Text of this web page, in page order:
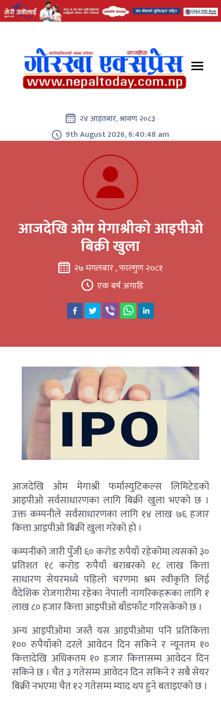
२४ आइतबार, श्रावण २०८३
9th August 2026, 6:40:48 am
आजदेखि ओम मेगाश्रीको आइपीओ
बिक्री खुला
२७ मंगलबार , फाल्गुण २०८१
एक बर्ष अगाडि
आजदेखि ओम मेगाश्री फर्मास्युटिकल्स लिमिटेडको
आइपीओ सर्वसाधारणका लागि बिक्री खुला भएको छ ।
उक्त कम्पनीले सर्वसाधारणका लागि १४ लाख ७६ हजार
कित्ता आइपीओ बिक्री खुला गरेको हो ।
कम्पनीको जारी पुँजी ६० करोड रुपैयाँ रहेकोमा त्यसको ३०
प्रतिशत १८ करोड रुपैयाँ बराबरको १८ लाख कित्ता
साधारण सेयरमध्ये पहिलो चरणमा श्रम स्वीकृति लिई
वैदेशिक रोजगारीमा रहेका नेपाली नागरिकहरूका लागि १
लाख ८० हजार कित्ता आइपीओ बाँडफाँट गरिसकेको छ ।
अन्य आइपीओमा जस्तै यस आइपीओमा पनि प्रतिकित्ता
१०० रुपैयाँको दरले आवेदन दिन सकिने र न्यूनतम १०
कित्तादेखि अधिकतम १० हजार कित्तासम्म आवेदन दिन
सकिने छ । चैत ३ गतेसम्म आवेदन दिन सकिने र सबै सेयर
बिक्री नभएमा चैत १२ गतेसम्म म्याद थप हुने बताइएको छ ।